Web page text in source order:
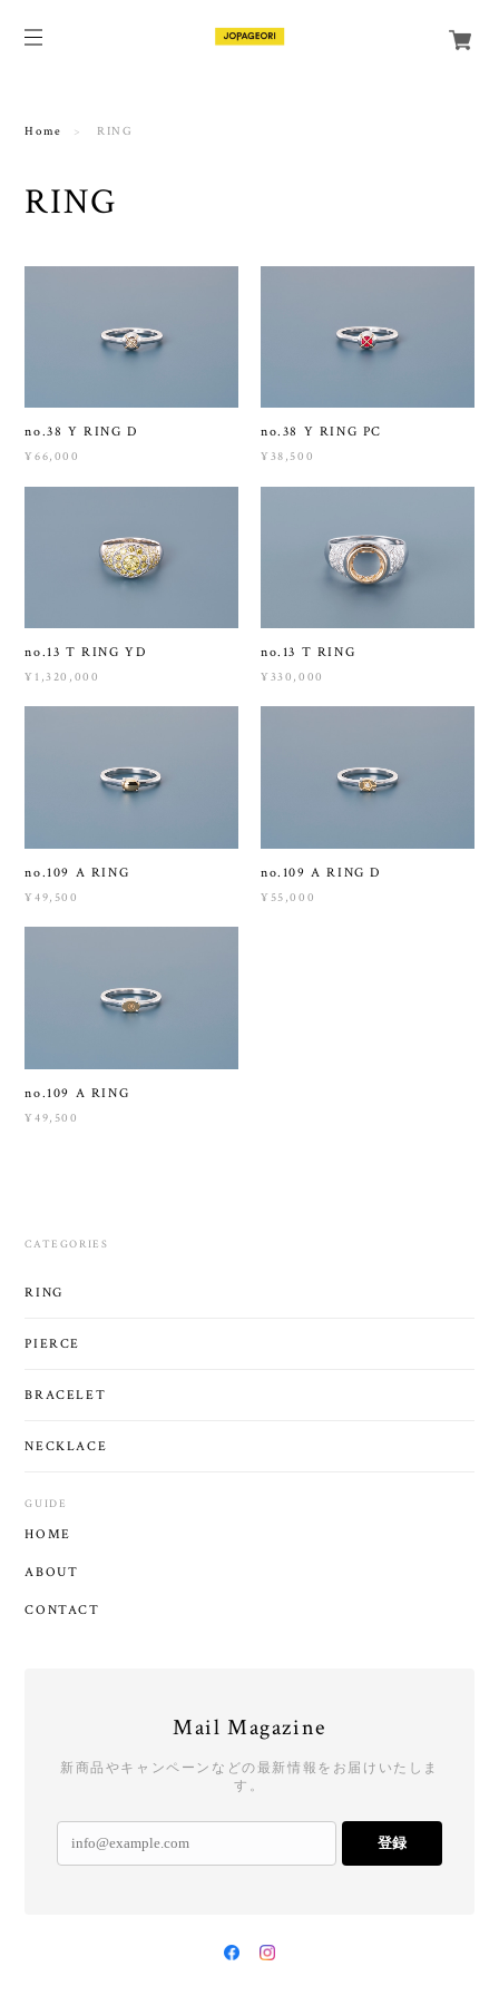
Home RING
RING
no.38 Y RING D
¥66,000
no.38 Y RING PC
¥38,500
no.13 T RING YD
¥1,320,000
no.13 T RING
¥330,000
no.109 A RING
¥49,500
no.109 A RING D
¥55,000
no.109 A RING
¥49,500
CATEGORIES
RING
PIERCE
BRACELET
NECKLACE
GUIDE
HOME
ABOUT
CONTACT
Mail Magazine
新商品やキャンペーンなどの最新情報をお届けいたしま
す。
登録